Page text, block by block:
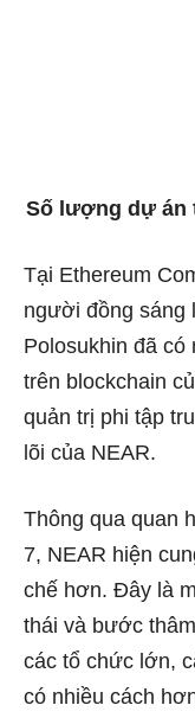
Số lượng dự án
Tại Ethereum
người đồng sáng
Polosukhin đã có
trên blockchain
quản trị phi tập
lõi của NEAR.
Thông qua quan
7, NEAR hiện
chế hơn. Đây là
thái và bước
các tổ chức lớn,
có nhiều cách